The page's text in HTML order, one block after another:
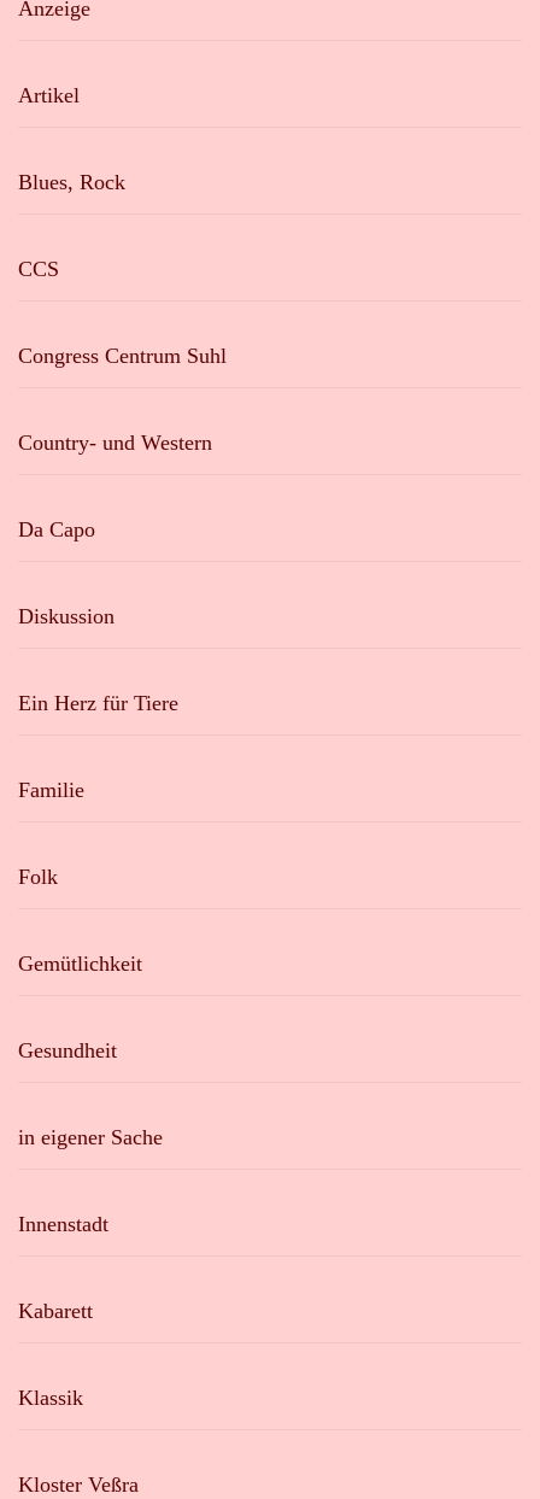
Anzeige
Artikel
Blues, Rock
CCS
Congress Centrum Suhl
Country- und Western
Da Capo
Diskussion
Ein Herz für Tiere
Familie
Folk
Gemütlichkeit
Gesundheit
in eigener Sache
Innenstadt
Kabarett
Klassik
Kloster Veßra